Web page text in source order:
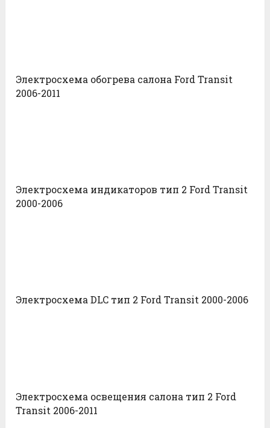
Электросхема обогрева салона Ford Transit
2006-2011
Электросхема индикаторов тип 2 Ford Transit
2000-2006
Электросхема DLC тип 2 Ford Transit 2000-2006
Электросхема освещения салона тип 2 Ford
Transit 2006-2011